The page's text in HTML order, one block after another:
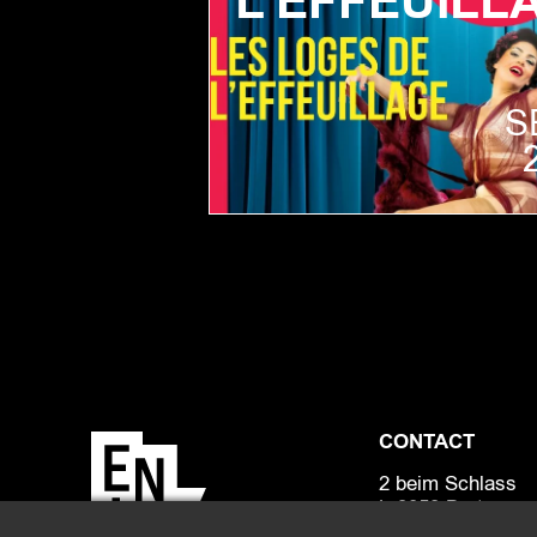
CONTACT
2 beim Schlass
L-8058 Bertrange